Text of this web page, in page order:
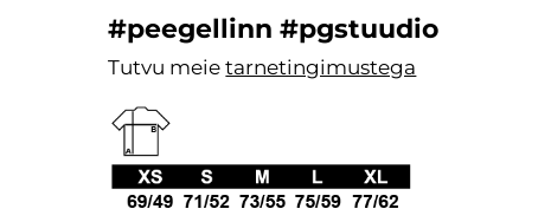
#peegellinn #pgstuudio
Tutvu meietarnetingimustega